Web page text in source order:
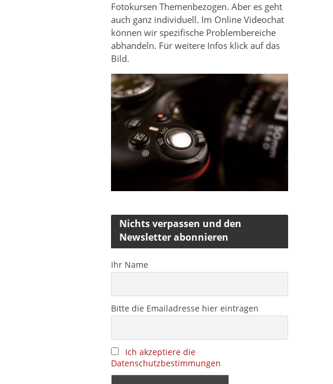
Fotokursen Themenbezogen. Aber es geht
auch ganz individuell. Im Online Videochat
können wir spezifische Problembereiche
abhandeln. Für weitere Infos klick auf das
Bild.
Nichts verpassen und den
Newsletter abonnieren
Ihr Name
Bitte die Emailadresse hier eintragen
Ich akzeptiere die
Datenschutzbestimmungen